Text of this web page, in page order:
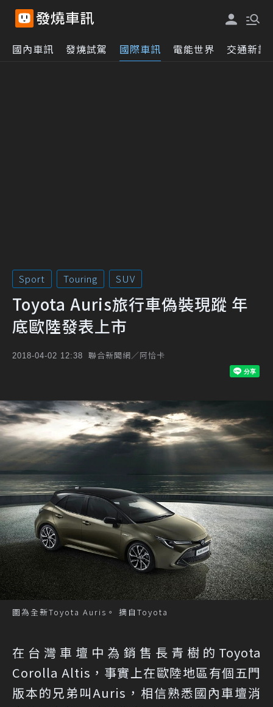
國內車訊 發燒試駕 國際車訊 電能世界 交通新訊
Sport Touring SUV
Toyota Auris旅行車偽裝現蹤 年
底歐陸發表上市
2018-04-02 12:38 聯合新聞網／阿恰卡
圖為全新Toyota Auris。 摘自Toyota
在台灣車壇中為銷售長青樹的Toyota
Corolla Altis，事實上在歐陸地區有個五門
版本的兄弟叫Auris，相信熟悉國內車壇消